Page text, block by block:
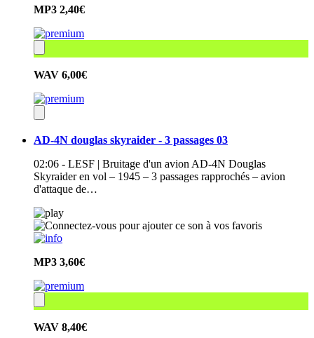
MP3 2,40€
WAV 6,00€
AD-4N douglas skyraider - 3 passages 03
02:06 - LESF | Bruitage d'un avion AD-4N Douglas
Skyraider en vol – 1945 – 3 passages rapprochés – avion
d'attaque de…
MP3 3,60€
WAV 8,40€